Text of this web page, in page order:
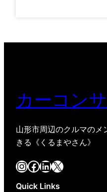
カーコン
山形市周辺のクルマのメ
きる《くるまやさん》
InstagramFacebook LinkedIn X
Quick Links